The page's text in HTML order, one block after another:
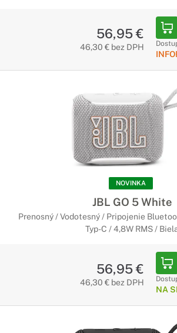
56,95 €
46,30 € bez DPH
NOVINKA
JBL GO 5 White
Prenosný / Vodotesný / Pripojenie
Typ-C / 4,8W RMS /
56,95 €
46,30 € bez DPH
NA